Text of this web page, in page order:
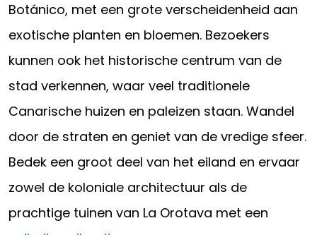
Botánico, met een grote verscheidenheid aan
exotische planten en bloemen. Bezoekers
kunnen ook het historische centrum van de
stad verkennen, waar veel traditionele
Canarische huizen en paleizen staan. Wandel
door de straten en geniet van de vredige sfeer.
Bedek een groot deel van het eiland en ervaar
zowel de koloniale architectuur als de
prachtige tuinen van La Orotava met een